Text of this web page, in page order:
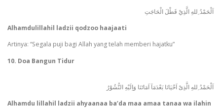
اَلْحَمْدُ ِللهِ الَّذِيْ قَطْلَ الْحَاجَتِ
Alhamdulillahil ladzii qodzoo haajaati
Artinya: “Segala puji bagi Allah yang telah memberi hajatku”
10. Doa Bangun Tidur
اَلْحَمْدُ ِللهِ الَّذِىْ اَحْيَانَا بَعْدَمَآ اَمَاتَنَا وَاِلَيْهِ النُّشُوْرُ
Alhamdu lillahil ladzii ahyaanaa ba’da maa amaa tanaa wa ilahin